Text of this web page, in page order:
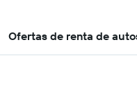
Ofertas de renta de